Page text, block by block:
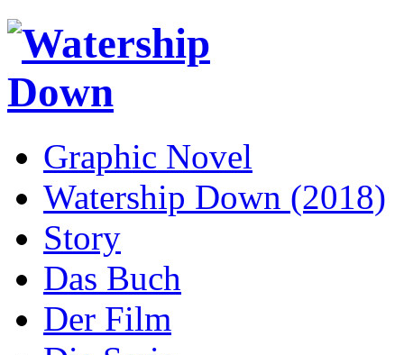
Graphic Novel
Watership Down (2018)
Story
Das Buch
Der Film